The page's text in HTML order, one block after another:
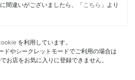
間違いがございましたら、「 こちら 」より
を利用しています。
ドやシークレットモードでご利用の場合は
お店をお気に入りに登録できません。